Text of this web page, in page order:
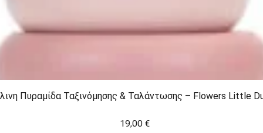
Πυραμίδα Ταξινόμησης & Ταλάντωσης – Flowers Little
19,00 €